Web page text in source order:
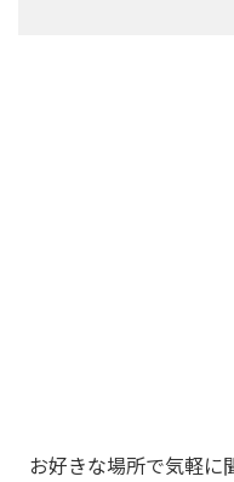
お好きな場所で気軽に